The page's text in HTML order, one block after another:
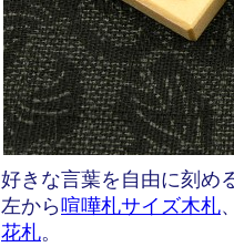
好きな言葉を自由に刻め
左から喧嘩札サイズ木札、
花札。